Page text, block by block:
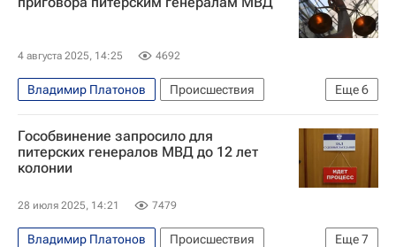
4 августа 2025, 14:25 4692
Еще6
Владимир Платонов
Происшествия
Санкт-Петербург
Россия
Москва
УГИБДД
ГИБДД МВД РФ Toyota Corolla
Гособвинение запросило для
питерских генералов МВД до 12 лет
колонии
28 июля 2025, 14:21 7479
Еще7
Владимир Платонов
Происшествия